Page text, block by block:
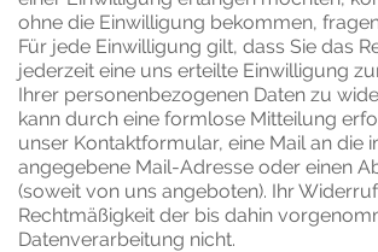
ohne die Einwilligung bekommen,
Für jede Einwilligung gilt, dass Sie das
jederzeit eine uns erteilte Einwilligung
Ihrer personenbezogenen Daten zu
kann durch eine formlose Mitteilung
unser Kontaktformular, eine Mail an die
angegebene Mail-Adresse oder einen
(soweit von uns angeboten). Ihr
Rechtmäßigkeit der bis dahin
Datenverarbeitung nicht.